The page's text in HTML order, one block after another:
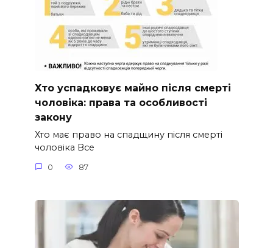
Хто успадковує майно після смерті
чоловіка: права та особливості
закону
Хто має право на спадщину після смерті
чоловіка Все
0 87